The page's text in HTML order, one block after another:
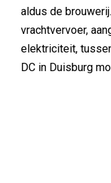
aldus de
vrachtvervoer,
elektriciteit,
DC in Duisburg